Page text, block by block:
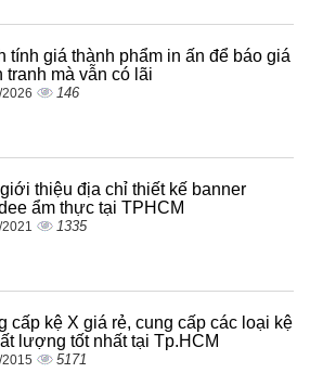
tính giá thành phẩm in ấn để báo giá
tranh mà vẫn có lãi
146
thiệu địa chỉ thiết kế banner
ẩm thực tại TPHCM
1335
cấp kệ X giá rẻ, cung cấp các loại kệ
lượng tốt nhất tại Tp.HCM
5171